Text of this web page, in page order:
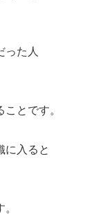
った人
とです。
に入ると